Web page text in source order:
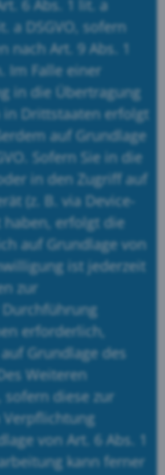
6 Abs. 1 lit. a
a DSGVO, sofern
nach Art. 9 Abs. 1
Im Falle einer
in die Übertragung
in Drittstaaten erfolgt
auf Grundlage
Sofern Sie in die
in den Zugriff auf
(z. B. via Device-
erfolgt die
auf Grundlage von
ist jederzeit
zur
erforderlich,
Grundlage des
Weiteren
diese zur
von Art. 6 Abs. 1
kann ferner